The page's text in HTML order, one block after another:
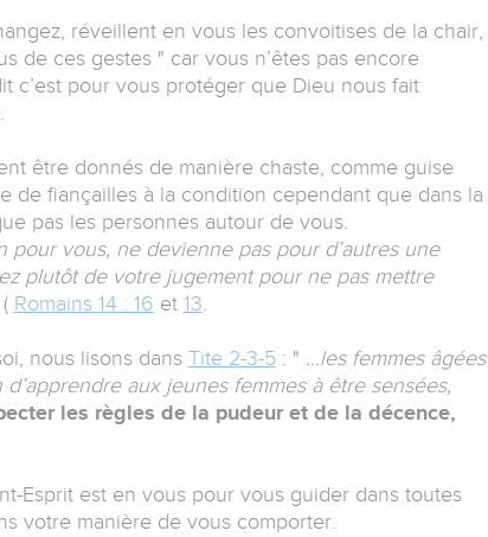
réveillent en vous les convoitises de la chair,
de ces gestes " car vous n’êtes pas encore
c’est pour vous protéger que Dieu nous fait
être donnés de manière chaste, comme guise
de fiançailles à la condition cependant que dans la
pas les personnes autour de vous.
pour vous, ne devienne pas pour d’autres une
plutôt de votre jugement pour ne pas mettre
Romains 14 : 16 et 13.
nous lisons dans Tite 2-3-5: " …les femmes âgées
aux jeunes femmes à être sensées,
les règles de la pudeur et de la décence,
Esprit est en vous pour vous guider dans toutes
votre manière de vous comporter.